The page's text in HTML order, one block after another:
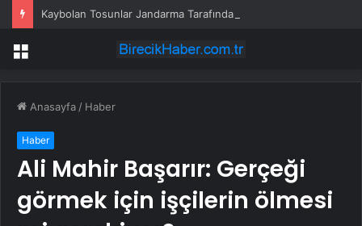
Kaybolan Tosunlar Jandarma Tarafından Bulundu
Menü
Anasayfa / Haber
Haber
Ali Mahir Başarır: Gerçeği
görmek için işçilerin ölmesi